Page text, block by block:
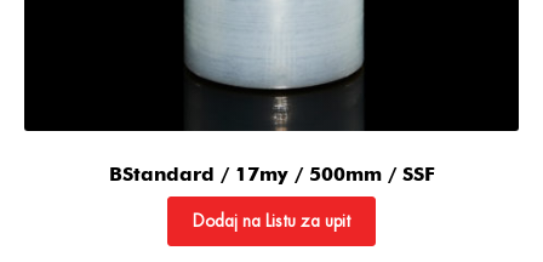
BStandard / 17my / 500mm / SSF
Dodaj na Listu za upit